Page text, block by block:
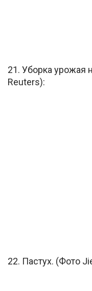
21. Уборка урожая
Reuters):
22. Пастух. (Фото